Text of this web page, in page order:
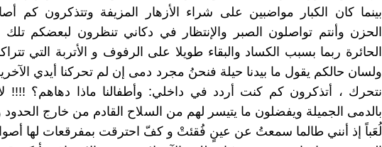
بينما كان الكبار مواضبين على شراء الأزهار المزيفة وتتذكرون كم
الحزن وأنتم تواصلون الصبر والإنتظار في دكاني تنظرون لبعضكم تلك
الحائرة ربما بسبب الكساد والبقاء طويلا على الرفوف و الأتربة التي
ولسان حالكم يقول ما بيدنا حيلة فنحنُ مجرد دمى إن لم تحركنا أيدي الآخرين
نتحرك ، أتذكرون كم كنت أردد في داخلي: وأطفالنا ماذا دهاهم؟ !!!!
بالدمى الجميلة ويفضلون ما يتيسر لهم من السلاح القادم من خارج
لُعَباً إذ أنني طالما سمعتُ عن عينٍ فُقئتْ و كفّ احترقت بمفرقعات لها